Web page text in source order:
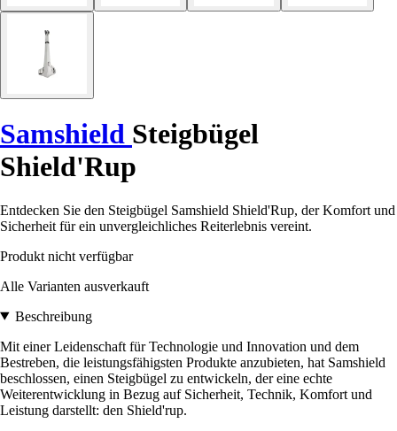
Samshield Steigbügel
Shield'Rup
Entdecken Sie den Steigbügel Samshield Shield'Rup, der Komfort und
Sicherheit für ein unvergleichliches Reiterlebnis vereint.
Produkt nicht verfügbar
Alle Varianten ausverkauft
Beschreibung
Mit einer Leidenschaft für Technologie und Innovation und dem
Bestreben, die leistungsfähigsten Produkte anzubieten, hat Samshield
beschlossen, einen Steigbügel zu entwickeln, der eine echte
Weiterentwicklung in Bezug auf Sicherheit, Technik, Komfort und
Leistung darstellt: den Shield'rup.